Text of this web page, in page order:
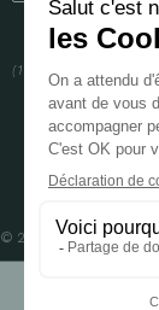
communiquer
gestion de vos
(1) Coopération
© 2024 OENOBIOL